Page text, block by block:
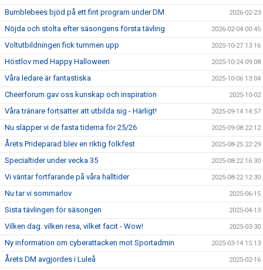
Bumblebees bjöd på ett fint program under DM 2026-02-23
Nöjda och stolta efter säsongens första tävling 2026-02-04 00:45
Voltutbildningen fick tummen upp 2025-10-27 13:16
Höstlov med Happy Halloween 2025-10-24 09:08
Våra ledare är fantastiska 2025-10-06 13:04
Cheerforum gav oss kunskap och inspiration 2025-10-02
Våra tränare fortsätter att utbilda sig - Härligt! 2025-09-14 14:57
Nu släpper vi de fasta tiderna för 25/26 2025-09-08 22:12
Årets Prideparad blev en riktig folkfest 2025-08-25 22:29
Specialtider under vecka 35 2025-08-22 16:30
Vi väntar fortfarande på våra halltider 2025-08-22 12:30
Nu tar vi sommarlov 2025-06-15
Sista tävlingen för säsongen 2025-04-13
Vilken dag. vilken resa, vilket facit - Wow! 2025-03-30
Ny information om cyberattacken mot Sportadmin 2025-03-14 15:13
Årets DM avgjordes i Luleå 2025-02-16